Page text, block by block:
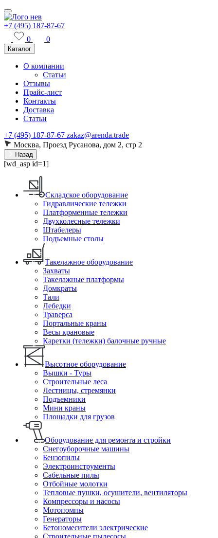
+7 (495) 187-87-67
0
0
Каталог
О компании
Статьи
Отзывы
Прайс-лист
Контакты
Доставка
Статьи
+7 (495) 187-87-67 zakaz@arenda.trade
Москва, Проезд Русанова, дом 2, стр 2
Назад
[wd_asp id=1]
Складское оборудование
Гидравлические тележки
Платформенные тележки
Двухколесные тележки
Штабелеры
Подъемные столы
Такелажное оборудование
Захваты
Такелажные платформы
Домкраты
Тали
Лебедки
Траверса
Портальные краны
Весы крановые
Каретки (тележки) балочные ручные
Высотное оборудование
Вышки - Туры
Строительные леса
Лестницы, стремянки
Подъемники
Мини краны
Площадки для грузов
Оборудование для ремонта и стройки
Снегоуборочные машины
Бензопилы
Электроинструменты
Сабельные пилы
Отбойные молотки
Тепловые пушки, осушители, вентиляторы
Компрессоры и насосы
Мотопомпы
Генераторы
Бетономесители электрические
Строительные пылесосы